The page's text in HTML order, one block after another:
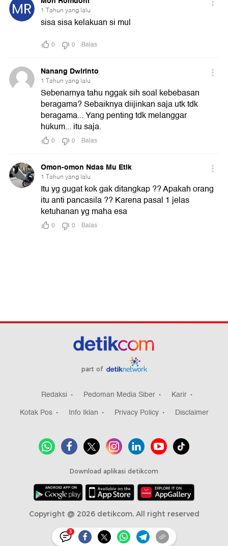
3
part of
Redaksi Pedoman Media Siber
Karir
Kotak Pos
Info Iklan Privacy Policy Disclaimer
Download aplikasi detikcom
Copyright @ 2026 detikcom, All right reserved